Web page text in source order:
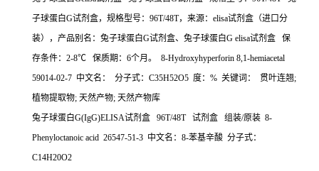
子球蛋白G试剂盒，规格型号：96T/48T，来源：elisa试剂盒（进口分
装），产品别名：兔子球蛋白G试剂盒、兔子球蛋白G elisa试剂盒 保
存条件：2-8℃ 保质期：6个月。 8-Hydroxyhyperforin 8,1-hemiacetal
59014-02-7 中文名： 分子式：C35H52O5 度：% 关键词： 贯叶连翘;
植物提取物; 天然产物; 天然产物库
兔子球蛋白G(IgG)ELISA试剂盒 96T/48T 试剂盒 组装/原装 8-
Phenyloctanoic acid 26547-51-3 中文名：8-苯基辛酸 分子式：
C14H20O2